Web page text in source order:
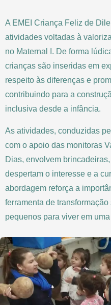
A EMEI Criança Feliz de
atividades voltadas à
no Maternal I. De forma
crianças são inseridas em
respeito às diferenças e
contribuindo para a
inclusiva desde a infância.
As atividades, conduzidas
com o apoio das monitoras
Dias, envolvem
despertam o interesse e a
abordagem reforça a
ferramenta de
pequenos para viver em